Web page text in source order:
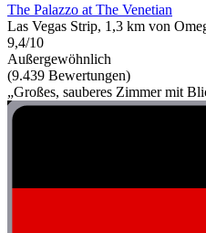
The Palazzo at The Venetian
Las Vegas Strip, 1,3 km von
9,4/10
Außergewöhnlich
(9.439 Bewertungen)
„Großes, sauberes Zimmer mit